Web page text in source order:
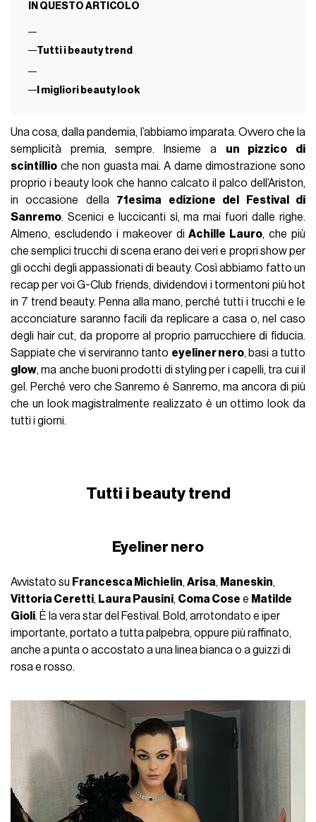
IN QUESTO ARTICOLO
Tutti i beauty trend
I migliori beauty look
Una cosa, dalla pandemia, l’abbiamo imparata. Ovvero che la
semplicità premia, sempre. Insieme a un pizzico di
scintillio che non guasta mai. A darne dimostrazione sono
proprio i beauty look che hanno calcato il palco dell’Ariston,
in occasione della 71esima edizione del Festival di
Sanremo. Scenici e luccicanti sì, ma mai fuori dalle righe.
Almeno, escludendo i makeover diAchille Lauro, che più
che semplici trucchi di scena erano dei veri e propri show per
gli occhi degli appassionati di beauty. Così abbiamo fatto un
recap per voi G-Club friends, dividendovi i tormentoni più hot
in 7 trend beauty. Penna alla mano, perché tutti i trucchi e le
acconciature saranno facili da replicare a casa o, nel caso
degli hair cut, da proporre al proprio parrucchiere di fiducia.
Sappiate che vi serviranno tanto eyeliner nero, basi a tutto
glow, ma anche buoni prodotti di styling per i capelli, tra cui il
gel. Perché vero che Sanremo è Sanremo, ma ancora di più
che un look magistralmente realizzato è un ottimo look da
tutti i giorni.
Tutti i beauty trend
Eyeliner nero
Avvistato su Francesca Michielin,Arisa, Maneskin,
Vittoria Ceretti, Laura Pausini, Coma Cose e Matilde
Gioli. È la vera star del Festival. Bold, arrotondato e iper
importante, portato a tutta palpebra, oppure più raffinato,
anche a punta o accostato a una linea bianca o a guizzi di
rosa e rosso.